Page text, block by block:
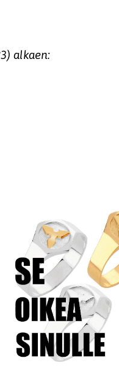
alkaen: